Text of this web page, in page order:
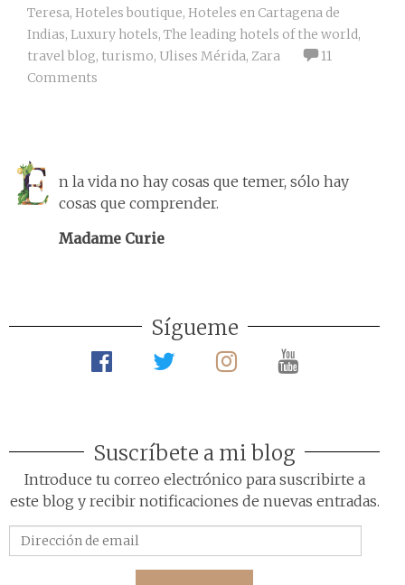
Teresa, Hoteles boutique, Hoteles en Cartagena de
Indias, Luxury hotels, The leading hotels of the world,
travel blog, turismo, Ulises Mérida, Zara
11
Comments
n la vida no hay cosas que temer, sólo hay
cosas que comprender.
Madame Curie
Sígueme
Suscríbete a mi blog
Introduce tu correo electrónico para suscribirte a
este blog y recibir notificaciones de nuevas entradas.
de